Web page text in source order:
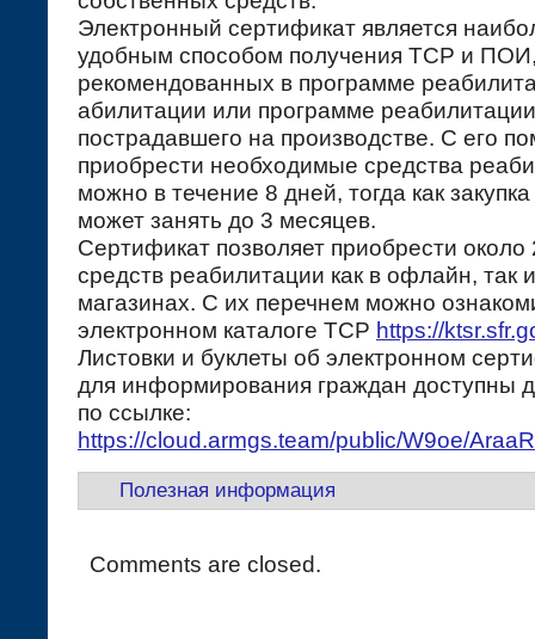
Электронный сертификат является
удобным способом получения ТСР и
рекомендованных в программе
абилитации или программе реабилитации
пострадавшего на производстве. С его
приобрести необходимые средства
можно в течение 8 дней, тогда как закупка
может занять до 3 месяцев.
Сертификат позволяет приобрести
средств реабилитации как в офлайн, так
магазинах. С их перечнем можно
электронном каталоге TCP https://
Листовки и буклеты об электронном
для информирования граждан доступны
по ссылке:
https://cloud.armgs.team/public/W9oe/
Полезная информация
Comments are closed.